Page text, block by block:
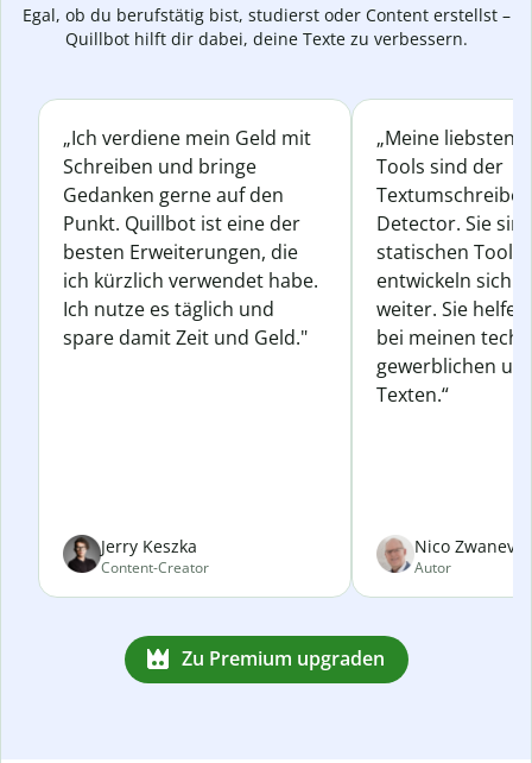
Egal, ob du berufstätig bist, studierst oder Content erstellst –
Quillbot hilft dir dabei, deine Texte zu verbessern.
„Ich verdiene mein Geld mit
Schreiben und bringe
Gedanken gerne auf den
Punkt. Quillbot ist eine der
besten Erweiterungen, die
ich kürzlich verwendet habe.
Ich nutze es täglich und
spare damit Zeit und Geld."
Jerry Keszka
Content-Creator
„Meine liebsten
Tools sind der
Detector. Sie
statischen
entwickeln sich
weiter. Sie
bei meinen
gewerblichen
Texten.“
Nico
Autor
Zu Premium upgraden